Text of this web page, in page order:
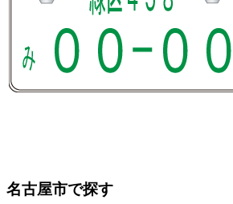
名古屋市で探す